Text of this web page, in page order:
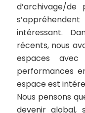
d’archivage/
intéressant.
récents, nous
espaces
performances
espace est
Nous pensons
devenir global,